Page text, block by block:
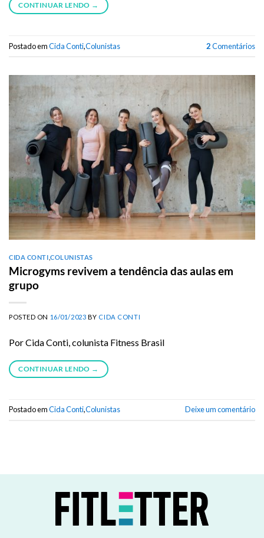
CONTINUAR LENDO →
Postado emCida Conti,Colunistas 2Comentários
CIDA CONTI ,COLUNISTAS
Microgyms revivem a tendência das aulas em
grupo
POSTED ON 16/01/2023 BY CIDA CONTI
Por Cida Conti, colunista Fitness Brasil
CONTINUAR LENDO →
Postado emCida Conti,Colunistas Deixe um comentário